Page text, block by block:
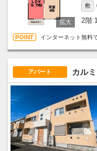
敷
2階
インターネット無料
アパート カル